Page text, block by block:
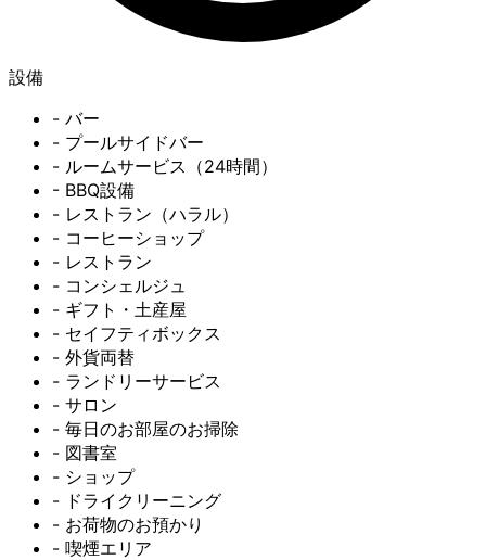
設備
- バー
- プールサイドバー
- ルームサービス（24時間）
- BBQ設備
- レストラン（ハラル）
- コーヒーショップ
- レストラン
- コンシェルジュ
- ギフト・土産屋
- セイフティボックス
- 外貨両替
- ランドリーサービス
- サロン
- 毎日のお部屋のお掃除
- 図書室
- ショップ
- ドライクリーニング
- お荷物のお預かり
- 喫煙エリア